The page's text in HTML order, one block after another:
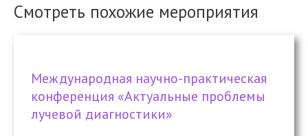
Смотреть похожие мероприятия
Международная научно-практическая
конференция «Актуальные проблемы
лучевой диагностики»